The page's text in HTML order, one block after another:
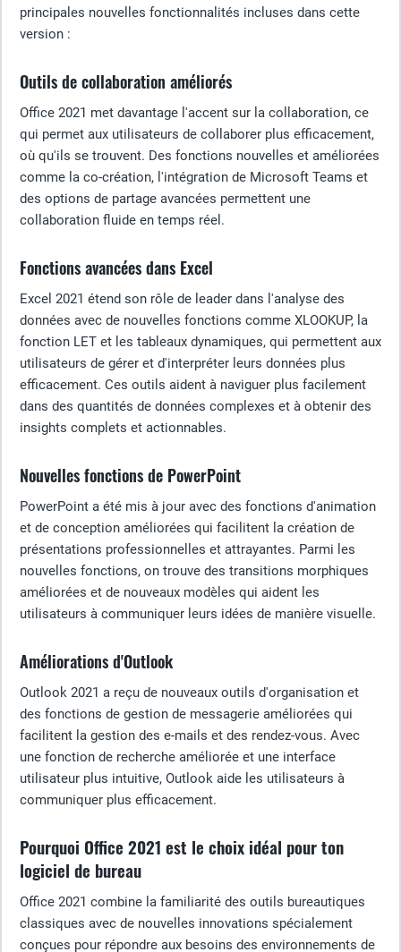
principales nouvelles fonctionnalités incluses dans cette
version :
Outils de collaboration améliorés
Office 2021 met davantage l'accent sur la collaboration, ce
qui permet aux utilisateurs de collaborer plus efficacement,
où qu'ils se trouvent. Des fonctions nouvelles et améliorées
comme la co-création, l'intégration de Microsoft Teams et
des options de partage avancées permettent une
collaboration fluide en temps réel.
Fonctions avancées dans Excel
Excel 2021 étend son rôle de leader dans l'analyse des
données avec de nouvelles fonctions comme XLOOKUP, la
fonction LET et les tableaux dynamiques, qui permettent aux
utilisateurs de gérer et d'interpréter leurs données plus
efficacement. Ces outils aident à naviguer plus facilement
dans des quantités de données complexes et à obtenir des
insights complets et actionnables.
Nouvelles fonctions de PowerPoint
PowerPoint a été mis à jour avec des fonctions d'animation
et de conception améliorées qui facilitent la création de
présentations professionnelles et attrayantes. Parmi les
nouvelles fonctions, on trouve des transitions morphiques
améliorées et de nouveaux modèles qui aident les
utilisateurs à communiquer leurs idées de manière visuelle.
Améliorations d'Outlook
Outlook 2021 a reçu de nouveaux outils d'organisation et
des fonctions de gestion de messagerie améliorées qui
facilitent la gestion des e-mails et des rendez-vous. Avec
une fonction de recherche améliorée et une interface
utilisateur plus intuitive, Outlook aide les utilisateurs à
communiquer plus efficacement.
Pourquoi Office 2021 est le choix idéal pour ton
logiciel de bureau
Office 2021 combine la familiarité des outils bureautiques
classiques avec de nouvelles innovations spécialement
conçues pour répondre aux besoins des environnements de